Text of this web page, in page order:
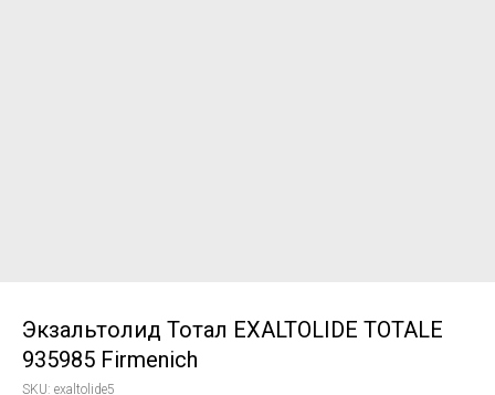
Экзальтолид Тотал EXALTOLIDE TOTALE
935985 Firmenich
SKU: exaltolide5